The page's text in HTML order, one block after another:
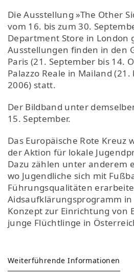
Die Ausstellung »The Other
vom 16. bis zum 30.
Department Store in London
Ausstellungen finden in den
Paris (21. September bis 14.
Palazzo Reale in Mailand
2006) statt.
Der Bildband unter
15. September.
Das Europäische Rote Kreuz
der Aktion für lokale
Dazu zählen unter anderem
wo Jugendliche sich mit
Führungsqualitäten
Aidsaufklärungsprogramm in
Konzept zur Einrichtung von
junge Flüchtlinge in
Weiterführende Informationen